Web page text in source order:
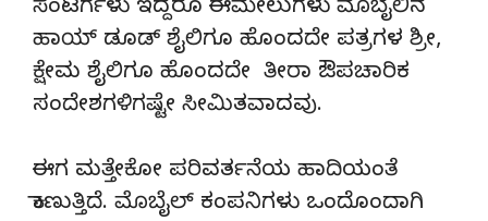
ಸೆಂಟರ್ಗಳು ಇದ್ದರೂ ಈಮೇಲುಗಳು ಮೊಬೈಲಿನ
ಹಾಯ್ ಡೂಡ್ ಶೈಲಿಗೂ ಹೊಂದದೇ ಪತ್ರಗಳ ಶ್ರೀ,
ಕ್ಷೇಮ ಶೈಲಿಗೂ ಹೊಂದದೇ ತೀರಾ ಔಪಚಾರಿಕ
ಸಂದೇಶಗಳಿಗಷ್ಟೇ ಸೀಮಿತವಾದವು.
ಈಗ ಮತ್ತೇಕೋ ಪರಿವರ್ತನೆಯ ಹಾದಿಯಂತೆ
ಕಾಣುತ್ತಿದೆ. ಮೊಬೈಲ್ ಕಂಪನಿಗಳು ಒಂದೊಂದಾಗಿ